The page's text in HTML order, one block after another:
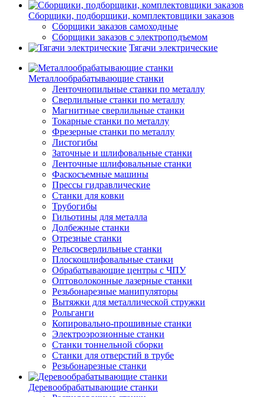
Сборщики, подборщики, комплектовщики заказов
Сборщики заказов самоходные
Сборщики заказов с электроподъемом
Тягачи электрические
Металлообрабатывающие станки
Ленточнопильные станки по металлу
Сверлильные станки по металлу
Магнитные сверлильные станки
Токарные станки по металлу
Фрезерные станки по металлу
Листогибы
Заточные и шлифовальные станки
Ленточные шлифовальные станки
Фаскосъемные машины
Прессы гидравлические
Станки для ковки
Трубогибы
Гильотины для металла
Долбежные станки
Отрезные станки
Рельсосверлильные станки
Плоскошлифовальные станки
Обрабатывающие центры с ЧПУ
Оптоволоконные лазерные станки
Резьбонарезные манипуляторы
Вытяжки для металлической стружки
Рольганги
Копировально-прошивные станки
Электроэрозионные станки
Станки тоннельной сборки
Станки для отверстий в трубе
Резьбонарезные станки
Деревообрабатывающие станки